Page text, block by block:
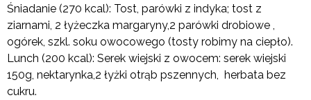
Śniadanie (270 kcal): Tost, parówki z indyka; tost z
ziarnami, 2 łyżeczka margaryny,2 parówki drobiowe ,
ogórek, szkl. soku owocowego (tosty robimy na ciepło).
Lunch (200 kcal): Serek wiejski z owocem: serek wiejski
150g, nektarynka,2 łyżki otrąb pszennych, herbata bez
cukru.